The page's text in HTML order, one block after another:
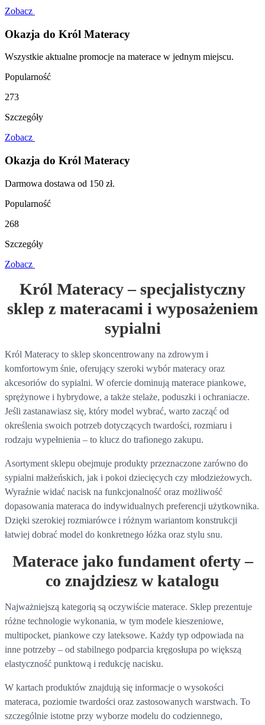
Zobacz
Okazja do Król Materacy
Wszystkie aktualne promocje na materace w jednym miejscu.
Popularność
273
Szczegóły
Zobacz
Okazja do Król Materacy
Darmowa dostawa od 150 zł.
Popularność
268
Szczegóły
Zobacz
Król Materacy – specjalistyczny
sklep z materacami i wyposażeniem
sypialni
Król Materacy to sklep skoncentrowany na zdrowym i
komfortowym śnie, oferujący szeroki wybór materacy oraz
akcesoriów do sypialni. W ofercie dominują materace piankowe,
sprężynowe i hybrydowe, a także stelaże, poduszki i ochraniacze.
Jeśli zastanawiasz się, który model wybrać, warto zacząć od
określenia swoich potrzeb dotyczących twardości, rozmiaru i
rodzaju wypełnienia – to klucz do trafionego zakupu.
Asortyment sklepu obejmuje produkty przeznaczone zarówno do
sypialni małżeńskich, jak i pokoi dziecięcych czy młodzieżowych.
Wyraźnie widać nacisk na funkcjonalność oraz możliwość
dopasowania materaca do indywidualnych preferencji użytkownika.
Dzięki szerokiej rozmiarówce i różnym wariantom konstrukcji
łatwiej dobrać model do konkretnego łóżka oraz stylu snu.
Materace jako fundament oferty –
co znajdziesz w katalogu
Najważniejszą kategorią są oczywiście materace. Sklep prezentuje
różne technologie wykonania, w tym modele kieszeniowe,
multipocket, piankowe czy lateksowe. Każdy typ odpowiada na
inne potrzeby – od stabilnego podparcia kręgosłupa po większą
elastyczność punktową i redukcję nacisku.
W kartach produktów znajdują się informacje o wysokości
materaca, poziomie twardości oraz zastosowanych warstwach. To
szczególnie istotne przy wyborze modelu do codziennego,